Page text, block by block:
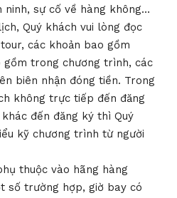
ninh, sự cố về hàng không…
Quý khách vui lòng đọc
các khoản bao gồm
gồm trong chương trình, các
biên nhận đóng tiền. Trong
không trực tiếp đến đăng
đến đăng ký thì Quý
kỹ chương trình từ người
thuộc vào hãng hàng
số trường hợp, giờ bay có